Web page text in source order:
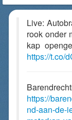
Live:
rook onder
kap
https://t.co/
https://
nd-aan-de-